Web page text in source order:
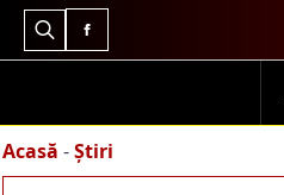
Search
Acasă -Știri